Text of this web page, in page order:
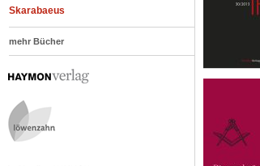
Skarabaeus
mehr Bücher